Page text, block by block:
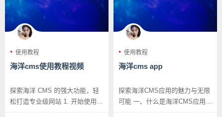
使用教程
海洋cms使用教程视频
探索海洋 CMS 的强大功能，轻
松打造专业级网站 1. 开始使用海
使用教程
海洋cms app
探索海洋CMS应用的魅力与无限
可能 一、什么是海洋CMS应用？